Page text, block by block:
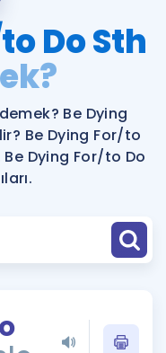
Gramer
Do Sth
Be Dying
Be Dying For/to
Dying For/to Do